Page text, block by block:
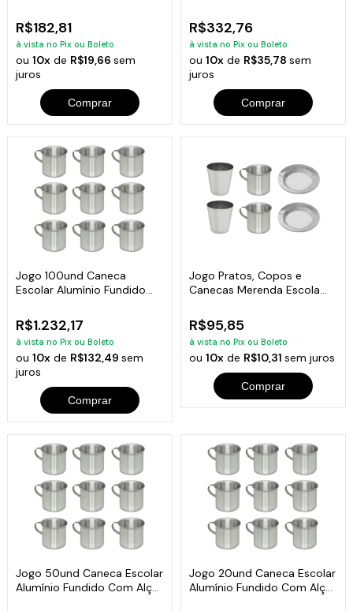
R$182,81
à vista no Pix ou Boleto
ou10x de R$19,66sem
juros
Comprar
R$332,76
à vista no Pix ou Boleto
ou 10xde R$35,78 sem
juros
Comprar
Jogo 100und Caneca
Escolar Alumínio Fundido
R$1.232,17
à vista no Pix ou Boleto
ou10x de R$132,49sem
juros
Comprar
Jogo Pratos, Copos e
Canecas Merenda Escola
R$95,85
à vista no Pix ou Boleto
ou 10xde R$10,31 sem juros
Comprar
Jogo 50und Caneca Escolar
Alumínio Fundido Com Alça
Jogo 20und Caneca Escolar
Alumínio Fundido Com Alça